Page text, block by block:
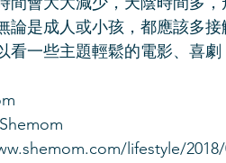
論是成人或小孩，都應該多
看一些主題輕鬆的電影、喜
lifestyle/